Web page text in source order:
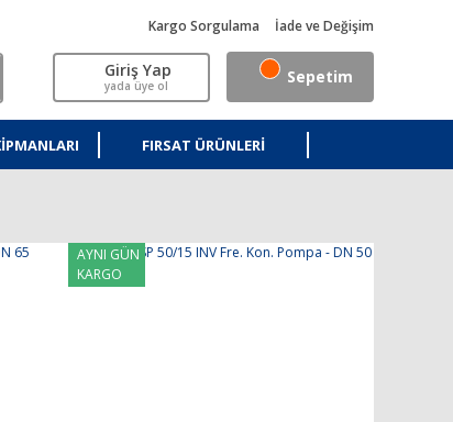
Kargo Sorgulama İade ve Değişim
Giriş Yap
yada üye ol Sepetim
FIRSAT ÜRÜNLERI
AYNI GÜN
KARGO